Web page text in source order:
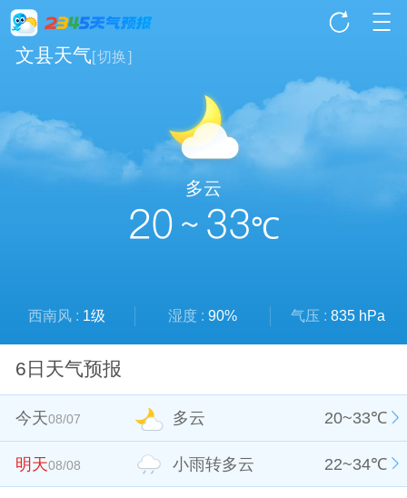
文县天气[切换]
多云
20 ~ 33℃
西南风 : 1级 湿度 : 90% 气压 : 835 hPa
6日天气预报
今天08/07 多云 20~33℃
明天08/08 小雨转多云 22~34℃